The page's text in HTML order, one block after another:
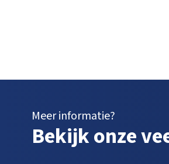
Meer informatie?
Bekijk onze